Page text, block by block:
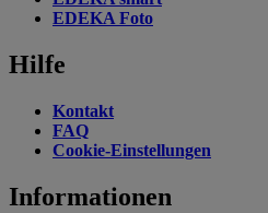
EDEKA Foto
Hilfe
Kontakt
FAQ
Cookie-Einstellungen
Informationen